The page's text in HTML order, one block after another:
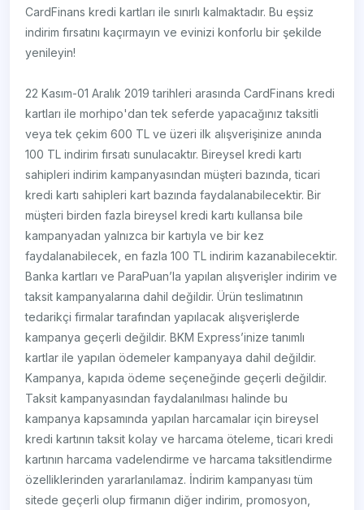
CardFinans kredi kartları ile sınırlı kalmaktadır. Bu eşsiz
indirim fırsatını kaçırmayın ve evinizi konforlu bir şekilde
yenileyin!
22 Kasım-01 Aralık 2019 tarihleri arasında CardFinans kredi
kartları ile morhipo'dan tek seferde yapacağınız taksitli
veya tek çekim 600 TL ve üzeri ilk alışverişinize anında
100 TL indirim fırsatı sunulacaktır. Bireysel kredi kartı
sahipleri indirim kampanyasından müşteri bazında, ticari
kredi kartı sahipleri kart bazında faydalanabilecektir. Bir
müşteri birden fazla bireysel kredi kartı kullansa bile
kampanyadan yalnızca bir kartıyla ve bir kez
faydalanabilecek, en fazla 100 TL indirim kazanabilecektir.
Banka kartları ve ParaPuan’la yapılan alışverişler indirim ve
taksit kampanyalarına dahil değildir. Ürün teslimatının
tedarikçi firmalar tarafından yapılacak alışverişlerde
kampanya geçerli değildir. BKM Express’inize tanımlı
kartlar ile yapılan ödemeler kampanyaya dahil değildir.
Kampanya, kapıda ödeme seçeneğinde geçerli değildir.
Taksit kampanyasından faydalanılması halinde bu
kampanya kapsamında yapılan harcamalar için bireysel
kredi kartının taksit kolay ve harcama öteleme, ticari kredi
kartının harcama vadelendirme ve harcama taksitlendirme
özelliklerinden yararlanılamaz. İndirim kampanyası tüm
sitede geçerli olup firmanın diğer indirim, promosyon,